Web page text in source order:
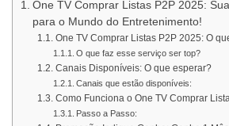
One TV Comprar Listas P2P 2025:
para o Mundo do Entretenimento!
One TV Comprar Listas P2P 2025: O
O que faz esse serviço ser top?
Canais Disponíveis: O que esperar?
Canais que estão disponíveis:
Como Funciona o One TV Comprar
Passo a Passo: